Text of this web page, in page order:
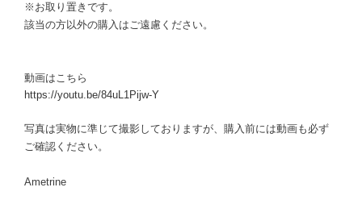
※お取り置きです。
該当の方以外の購入はご遠慮ください。
動画はこちら
https://youtu.be/84uL1Pijw-Y
写真は実物に準じて撮影しておりますが、購入前には動画も必ず
ご確認ください。
Ametrine